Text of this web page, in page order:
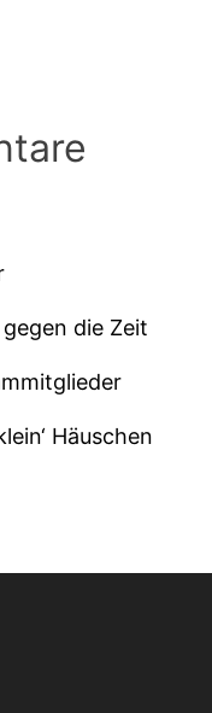
die Zeit
Häuschen